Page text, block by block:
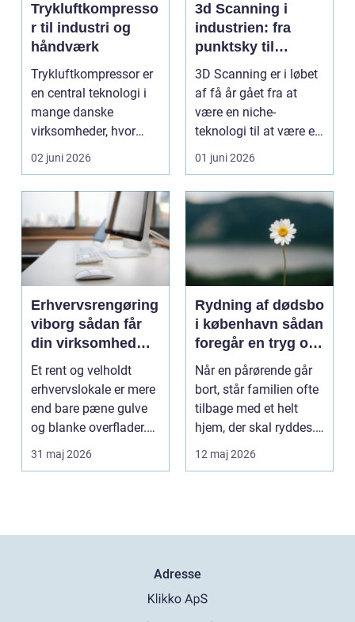
Trykluftkompresso
r til industri og
håndværk
Trykluftkompressor er
en central teknologi i
mange danske
virksomheder, hvor
stabil forsyning af try...
02 juni 2026
3d Scanning i
industrien: fra
punktsky til
præcist
projektgrundlag
3D Scanning er i løbet
af få år gået fra at
være en niche-
teknologi til at være et
helt almindeligt ...
01 juni 2026
Erhvervsrengøring
viborg sådan får
din virksomhed
mere tid og bedre
arbejdsmiljø
Et rent og velholdt
erhvervslokale er mere
end bare pæne gulve
og blanke overflader.
Rengøringen påv...
31 maj 2026
Rydning af dødsbo
i københavn sådan
foregår en tryg og
effektiv proces
Når en pårørende går
bort, står familien ofte
tilbage med et helt
hjem, der skal ryddes.
Møbler, per...
12 maj 2026
Adresse